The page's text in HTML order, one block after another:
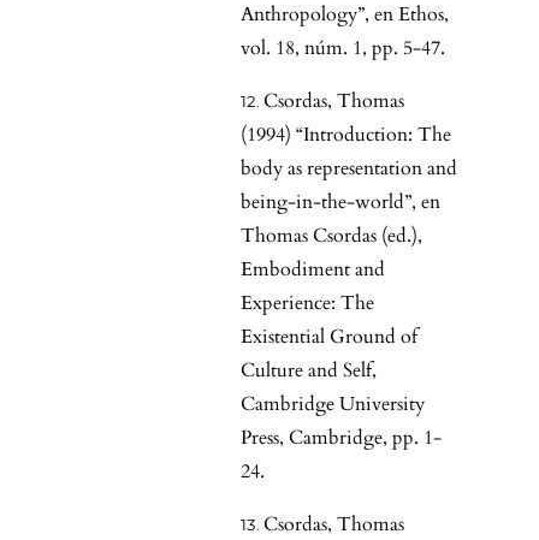
Anthropology”, en Ethos,
vol. 18, núm. 1, pp. 5-47.
Csordas, Thomas
(1994) “Introduction: The
body as representation and
being-in-the-world”, en
Thomas Csordas (ed.),
Embodiment and
Experience: The
Existential Ground of
Culture and Self,
Cambridge University
Press, Cambridge, pp. 1-
24.
Csordas, Thomas